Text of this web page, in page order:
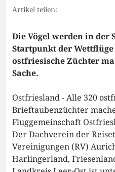
Artikel teilen:
Die Vögel werden in der
Startpunkt der Wettflüge
ostfriesische Züchter
Sache.
Ostfriesland - Alle 320
Brieftaubenzüchter
Fluggemeinschaft
Der Dachverein der
Vereinigungen (RV)
Harlingerland,